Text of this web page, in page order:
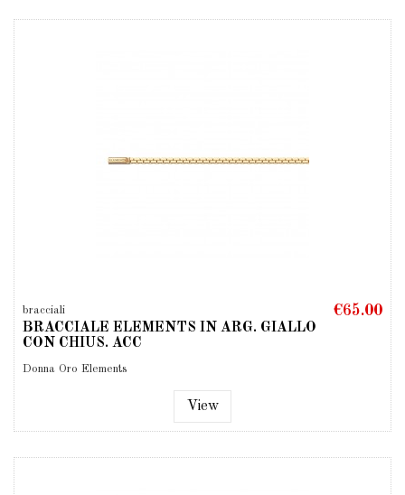
bracciali
BRACCIALE ELEMENTS IN ARG. GIALLO
CON CHIUS. ACC
Donna Oro Elements
€65.00
View